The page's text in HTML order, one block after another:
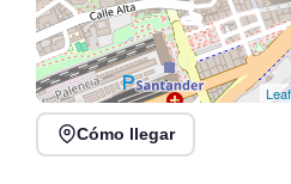
Cómo llegar
Verano Mix Fiesta de